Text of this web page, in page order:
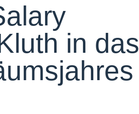
in das